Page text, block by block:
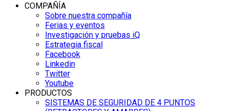
COMPAÑÍA
Sobre nuestra compañía
Ferias y eventos
Investigación y pruebas iQ
Estrategia fiscal
Facebook
Linkedin
Twitter
Youtube
PRODUCTOS
SISTEMAS DE SEGURIDAD DE 4 PUNTOS